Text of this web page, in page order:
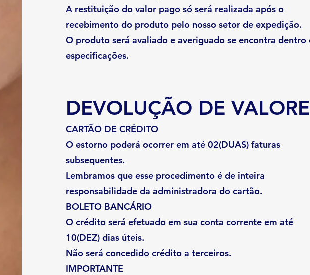
A restituição do valor pago só será realizada após o
recebimento do produto pelo nosso setor de expedição.
O produto será avaliado e averiguado se encontra dentro
especificações.
DEVOLUÇÃO DE
CARTÃO DE CRÉDITO
O estorno poderá ocorrer em até 02(DUAS) faturas
subsequentes.
Lembramos que esse procedimento é de inteira
responsabilidade da administradora do cartão.
BOLETO BANCÁRIO
O crédito será efetuado em sua conta corrente em até
10(DEZ) dias úteis.
Não será concedido crédito a terceiros.
IMPORTANTE